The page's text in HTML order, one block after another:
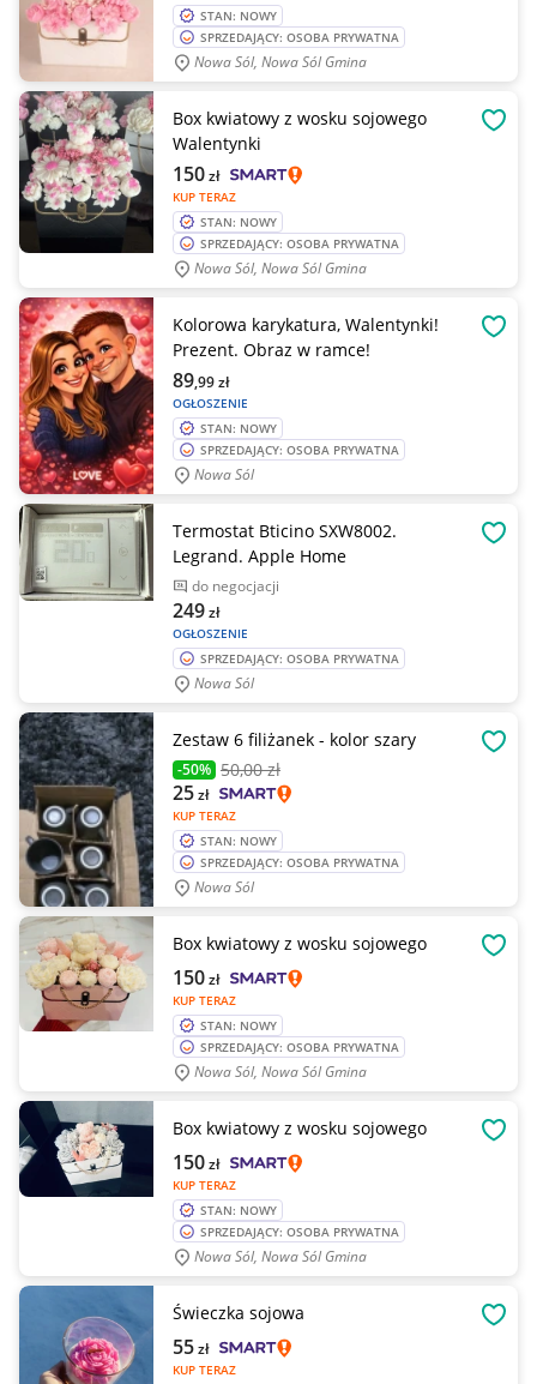
STAN: NOWY
SPRZEDAJĄCY: OSOBA PRYWATNA
Nowa Sól, Nowa Sól Gmina
Box kwiatowy z wosku sojowego
Walentynki
KUP TERAZ
150zł
STAN: NOWY
SPRZEDAJĄCY: OSOBA PRYWATNA
Nowa Sól, Nowa Sól Gmina
Kolorowa karykatura, Walentynki!
Prezent. Obraz w ramce!
OGŁOSZENIE
89,99zł
STAN: NOWY
SPRZEDAJĄCY: OSOBA PRYWATNA
Nowa Sól
Termostat Bticino SXW8002.
Legrand. Apple Home
do negocjacji
OGŁOSZENIE
249zł
SPRZEDAJĄCY: OSOBA PRYWATNA
Nowa Sól
Zestaw 6 filiżanek - kolor szary
-50% 50,00 zł
KUP TERAZ
25zł
STAN: NOWY
SPRZEDAJĄCY: OSOBA PRYWATNA
Nowa Sól
Box kwiatowy z wosku sojowego
KUP TERAZ
150zł
STAN: NOWY
SPRZEDAJĄCY: OSOBA PRYWATNA
Nowa Sól, Nowa Sól Gmina
Box kwiatowy z wosku sojowego
KUP TERAZ
150zł
STAN: NOWY
SPRZEDAJĄCY: OSOBA PRYWATNA
Nowa Sól, Nowa Sól Gmina
Świeczka sojowa
KUP TERAZ
55zł